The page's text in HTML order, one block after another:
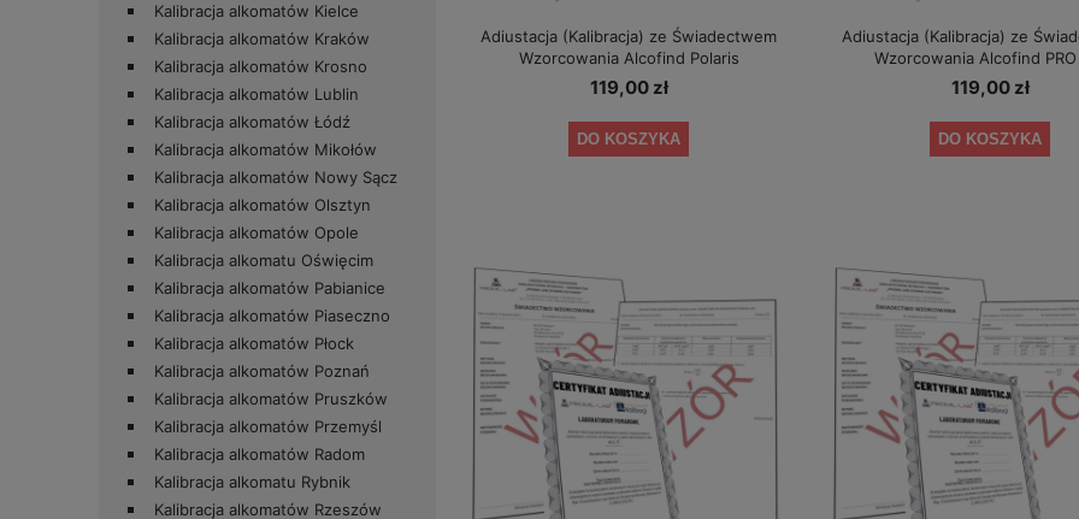
Kalibracja alkomatów Kielce
Kalibracja alkomatów Kraków
Kalibracja alkomatów Krosno
Kalibracja alkomatów Lublin
Kalibracja alkomatów Łódź
Kalibracja alkomatów Mikołów
Kalibracja alkomatów Nowy Sącz
Kalibracja alkomatów Olsztyn
Kalibracja alkomatów Opole
Kalibracja alkomatu Oświęcim
Kalibracja alkomatów Pabianice
Kalibracja alkomatów Piaseczno
Kalibracja alkomatów Płock
Kalibracja alkomatów Poznań
Kalibracja alkomatów Pruszków
Kalibracja alkomatów Przemyśl
Kalibracja alkomatów Radom
Kalibracja alkomatu Rybnik
Kalibracja alkomatów Rzeszów
Adiustacja (Kalibracja) ze Świadectwem
Wzorcowania Alcofind Polaris
119,00 zł
DO KOSZYKA
Adiustacja (Kalibracja) ze
Wzorcowania Alcofind PRO
119,00 zł
DO KOSZYKA